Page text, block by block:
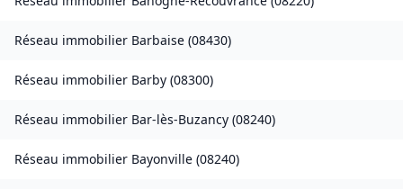
Réseau immobilier Barbaise (08430)
Réseau immobilier Barby (08300)
Réseau immobilier Bar-lès-Buzancy (08240)
Réseau immobilier Bayonville (08240)